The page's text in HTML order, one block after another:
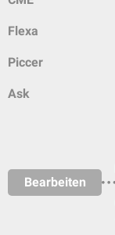
Flexa
Piccer
Ask
Bearbeiten